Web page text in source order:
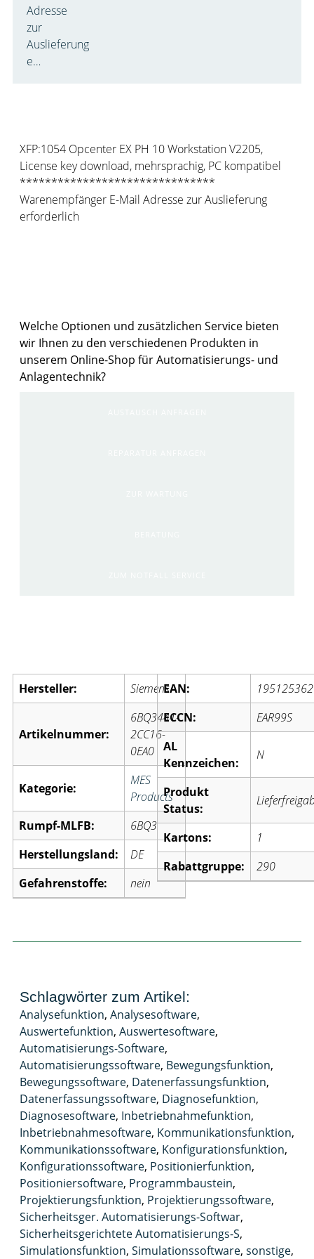
Adresse
zur
Auslieferung
e…
XFP:1054 Opcenter EX PH 10 Workstation V2205,
License key download, mehrsprachig, PC kompatibel
*******************************
Warenempfänger E-Mail Adresse zur Auslieferung
erforderlich
Welche Optionen und zusätzlichen Service bieten
wir Ihnen zu den verschiedenen Produkten in
unserem Online-Shop für Automatisierungs- und
Anlagentechnik?
Hersteller: Siemens
Artikelnummer:
6BQ3441-
2CC16-
0EA0
Kategorie:
MES
Products
Rumpf-MLFB:
6BQ3
Herstellungsland:
DE
Gefahrenstoffe:
nein
EAN:
ECCN:
EAR99S
AL
Kennzeichen:
N
Produkt
Status:
Kartons:
1
Rabattgruppe:
290
Schlagwörter zum Artikel:
Analysefunktion, Analysesoftware,
Auswertefunktion, Auswertesoftware,
Automatisierungs-Software,
Automatisierungssoftware, Bewegungsfunktion,
Bewegungssoftware, Datenerfassungsfunktion,
Datenerfassungssoftware, Diagnosefunktion,
Diagnosesoftware, Inbetriebnahmefunktion,
Inbetriebnahmesoftware, Kommunikationsfunktion,
Kommunikationssoftware, Konfigurationsfunktion,
Konfigurationssoftware, Positionierfunktion,
Positioniersoftware, Programmbaustein,
Projektierungsfunktion, Projektierungssoftware,
Sicherheitsger. Automatisierungs-Softwar,
Sicherheitsgerichtete Automatisierungs-S,
Simulationsfunktion, Simulationssoftware, sonstige,